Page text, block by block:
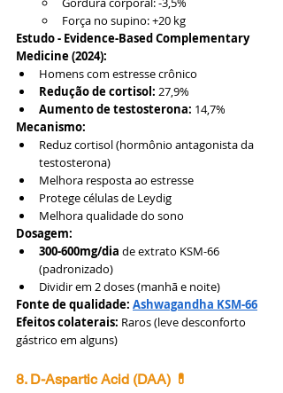
Força no supino: +20 kg
Estudo - Evidence-Based Complementary
Medicine (2024):
Homens com estresse crônico
Redução de cortisol: 27,9%
Aumento de testosterona: 14,7%
Mecanismo:
Reduz cortisol (hormônio antagonista da
testosterona)
Melhora resposta ao estresse
Protege células de Leydig
Melhora qualidade do sono
Dosagem:
300-600mg/dia de extrato KSM-66
(padronizado)
Dividir em 2 doses (manhã e noite)
Fonte de qualidade: Ashwagandha KSM-66
Efeitos colaterais: Raros (leve desconforto
gástrico em alguns)
8. D-Aspartic Acid (DAA) 💊